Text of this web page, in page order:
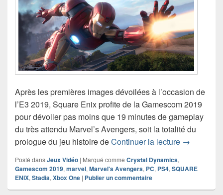
Après les premières images dévoilées à l’occasion de
l’E3 2019, Square Enix profite de la Gamescom 2019
pour dévoiler pas moins que 19 minutes de gameplay
du très attendu Marvel’s Avengers, soit la totalité du
prologue du jeu histoire deContinuer la lecture →
Posté dansJeux Vidéo | Marqué comme Crystal Dynamics,
Gamescom 2019, marvel, Marvel's Avengers, PC, PS4, SQUARE
ENIX, Stadia, Xbox One | Publier un commentaire